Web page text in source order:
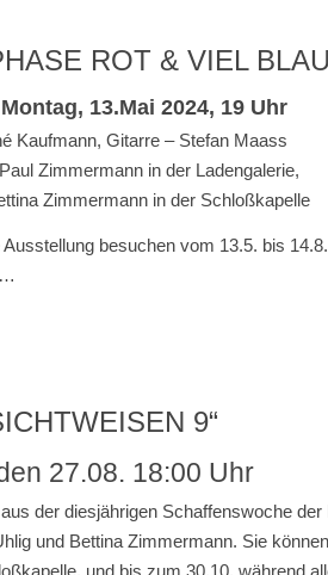
ROT & VIEL
13.Mai 2024, 19 Uhr
Kaufmann, Gitarre – Stefan Maass
Zimmermann in der Ladengalerie,
Zimmermann in der Schloßkapelle
Ausstellung besuchen vom 13.5. bis
…
9“
27.08. 18:00 Uhr
der diesjährigen Schaffenswoche
und Bettina Zimmermann. Sie